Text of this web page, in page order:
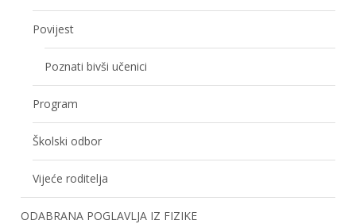
Povijest
Poznati bivši učenici
Program
Školski odbor
Vijeće roditelja
ODABRANA POGLAVLJA IZ FIZIKE